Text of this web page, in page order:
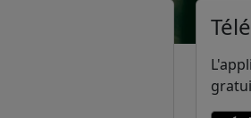
L'appli